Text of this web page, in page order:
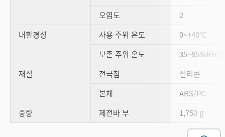
오염도
2
내환경성
사용 주위 온도
0~+40℃
보존 주위 온도
35~85%RH(
재질
전극침
실리콘
본체
ABS/PC
중량
제전바 부 1,750 g